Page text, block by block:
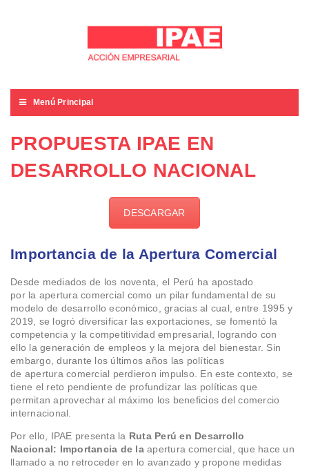
Menú Principal
PROPUESTA IPAE EN
DESARROLLO NACIONAL
DESCARGAR
Importancia de la Apertura Comercial
Desde mediados de los noventa, el Perú ha apostado
por la apertura comercial como un pilar fundamental de su
modelo de desarrollo económico, gracias al cual, entre 1995 y
2019, se logró diversificar las exportaciones, se fomentó la
competencia y la competitividad empresarial, logrando con
ello la generación de empleos y la mejora del bienestar. Sin
embargo, durante los últimos años las políticas
de apertura comercial perdieron impulso. En este contexto, se
tiene el reto pendiente de profundizar las políticas que
permitan aprovechar al máximo los beneficios del comercio
internacional.
Por ello, IPAE presenta la Ruta Perú en Desarrollo
Nacional: Importancia de la apertura comercial, que hace un
llamado a no retroceder en lo avanzado y propone medidas